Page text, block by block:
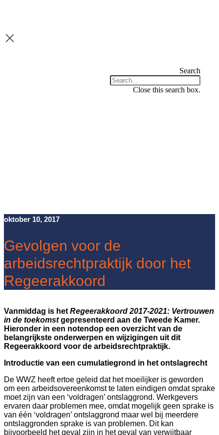
Search
Close this search box.
oktober 10, 2017
Gevolgen voor de
arbeidsrechtpraktijk door het
Regeerakkoord
Vanmiddag is het Regeerakkoord 2017-2021: Vertrouwen
in de toekomstgepresenteerd aan de Tweede Kamer.
Hieronder in een notendop een overzicht van de
belangrijkste onderwerpen en wijzigingen uit dit
Regeerakkoord voor de arbeidsrechtpraktijk.
Introductie van een cumulatiegrond in het ontslagrecht
De WWZ heeft ertoe geleid dat het moeilijker is geworden
om een arbeidsovereenkomst te laten eindigen omdat sprake
moet zijn van een ‘voldragen’ ontslaggrond. Werkgevers
ervaren daar problemen mee, omdat mogelijk geen sprake is
van één ‘voldragen’ ontslaggrond maar wel bij meerdere
ontslaggronden sprake is van problemen. Dit kan
bijvoorbeeld het geval zijn in het geval van verwijtbaar